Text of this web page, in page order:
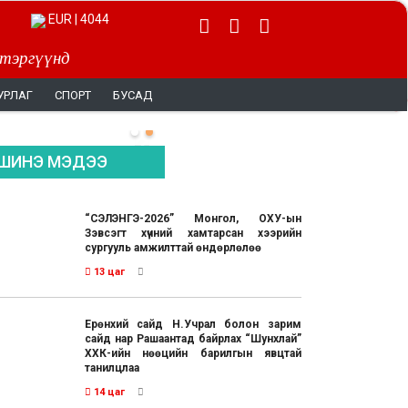
EUR | 4044
СПОРТ БУСАД
МЭДЭЭ
“СЭЛЭНГЭ-2026” Монгол, ОХУ-ын
Зэвсэгт хүчний хамтарсан хээрийн
сургууль амжилттай өндөрлөлөө
13 цаг
Ерөнхий сайд Н.Учрал болон зарим
сайд нар Рашаантад байрлах “Шунхлай”
ХХК-ийн нөөцийн барилгын явцтай
танилцлаа
14 цаг